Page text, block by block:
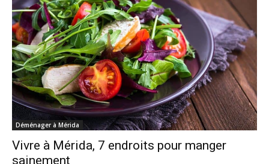
Déménager à Mérida
Vivre à Mérida, 7 endroits pour manger
sainement